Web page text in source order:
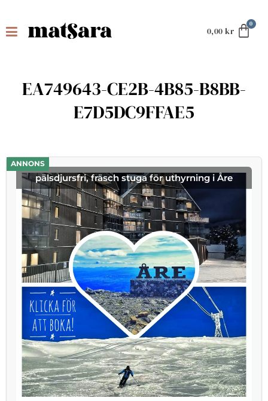
0,00 kr
EA749643-CE2B-4B85-B8BB-
E7D5DC9FFAE5
ANNONS
pälsdjursfri, fräsch stuga för uthyrning i Åre